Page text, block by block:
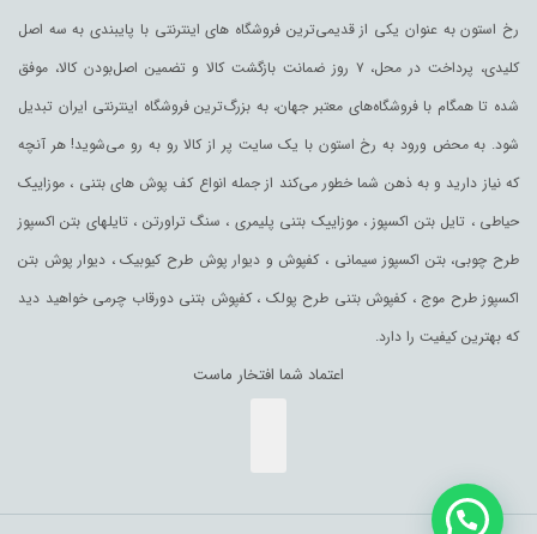
رخ استون به عنوان یکی از قدیمی‌ترین فروشگاه های اینترنتی با پایبندی به سه اصل
کلیدی، پرداخت در محل، ۷ روز ضمانت بازگشت کالا و تضمین اصل‌بودن کالا، موفق
شده تا همگام با فروشگاه‌های معتبر جهان، به بزرگ‌ترین فروشگاه اینترنتی ایران تبدیل
شود. به محض ورود به رخ استون با یک سایت پر از کالا رو به رو می‌شوید! هر آنچه
که نیاز دارید و به ذهن شما خطور می‌کند از جمله انواع کف پوش های بتنی ، موزاییک
حیاطی ، تایل بتن اکسپوز ، موزاییک بتنی پلیمری ، سنگ تراورتن ، تایلهای بتن اکسپوز
طرح چوبی، بتن اکسپوز سیمانی ، کفپوش و دیوار پوش طرح کیوبیک ، دیوار پوش بتن
اکسپوز طرح موج ، کفپوش بتنی طرح پولک ، کفپوش بتنی دورقاب چرمی خواهید دید
که بهترین کیفیت را دارد.
اعتماد شما افتخار ماست